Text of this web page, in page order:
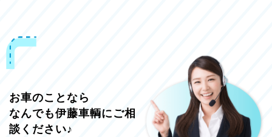
お車のことなら
なんでも伊藤車輌にご相
談ください♪